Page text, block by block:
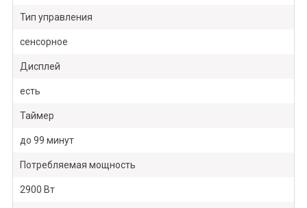
Тип управления
сенсорное
Дисплей
есть
Таймер
до 99 минут
Потребляемая мощность
2900 Вт